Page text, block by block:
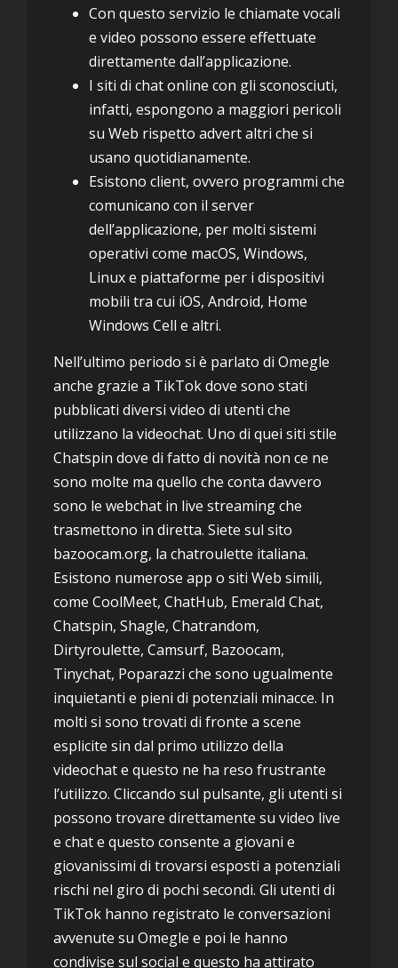
Con questo servizio le chiamate vocali
e video possono essere effettuate
direttamente dall’applicazione.
I siti di chat online con gli sconosciuti,
infatti, espongono a maggiori pericoli
su Web rispetto advert altri che si
usano quotidianamente.
Esistono client, ovvero programmi che
comunicano con il server
dell’applicazione, per molti sistemi
operativi come macOS, Windows,
Linux e piattaforme per i dispositivi
mobili tra cui iOS, Android, Home
Windows Cell e altri.
Nell’ultimo periodo si è parlato di Omegle
anche grazie a TikTok dove sono stati
pubblicati diversi video di utenti che
utilizzano la videochat. Uno di quei siti stile
Chatspin dove di fatto di novità non ce ne
sono molte ma quello che conta davvero
sono le webchat in live streaming che
trasmettono in diretta. Siete sul sito
bazoocam.org, la chatroulette italiana.
Esistono numerose app o siti Web simili,
come CoolMeet, ChatHub, Emerald Chat,
Chatspin, Shagle, Chatrandom,
Dirtyroulette, Camsurf, Bazoocam,
Tinychat, Poparazzi che sono ugualmente
inquietanti e pieni di potenziali minacce. In
molti si sono trovati di fronte a scene
esplicite sin dal primo utilizzo della
videochat e questo ne ha reso frustrante
l’utilizzo. Cliccando sul pulsante, gli utenti si
possono trovare direttamente su video live
e chat e questo consente a giovani e
giovanissimi di trovarsi esposti a potenziali
rischi nel giro di pochi secondi. Gli utenti di
TikTok hanno registrato le conversazioni
avvenute su Omegle e poi le hanno
condivise sul social e questo ha attirato